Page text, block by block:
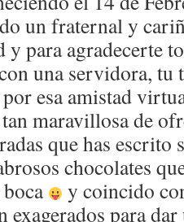
un fraternal y
y para agradecerte
una servidora, tu
por esa amistad
maravillosa de
que has escrito
chocolates
y coincido
exagerados para